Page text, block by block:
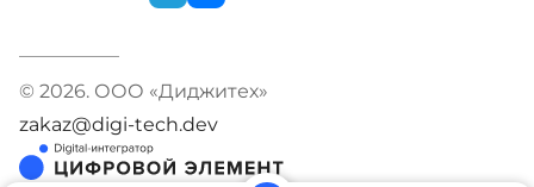
© 2026. ООО «Диджитех»
zakaz@digi-tech.dev